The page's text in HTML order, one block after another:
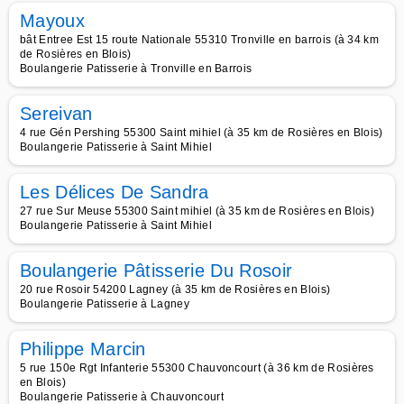
Mayoux
bât Entree Est 15 route Nationale 55310 Tronville en barrois (à 34 km
de Rosières en Blois)
Boulangerie Patisserie à Tronville en Barrois
Sereivan
4 rue Gén Pershing 55300 Saint mihiel (à 35 km de Rosières en Blois)
Boulangerie Patisserie à Saint Mihiel
Les Délices De Sandra
27 rue Sur Meuse 55300 Saint mihiel (à 35 km de Rosières en Blois)
Boulangerie Patisserie à Saint Mihiel
Boulangerie Pâtisserie Du Rosoir
20 rue Rosoir 54200 Lagney (à 35 km de Rosières en Blois)
Boulangerie Patisserie à Lagney
Philippe Marcin
5 rue 150e Rgt Infanterie 55300 Chauvoncourt (à 36 km de Rosières
en Blois)
Boulangerie Patisserie à Chauvoncourt